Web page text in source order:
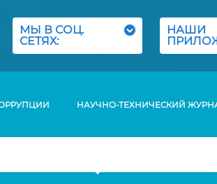
МЫ В СОЦ.
СЕТЯХ:
НАШИ
НАУЧНО-ТЕХНИЧЕСКИЙ